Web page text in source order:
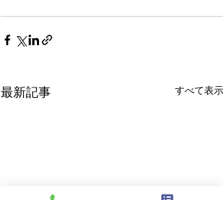
最新記事 すべて表示